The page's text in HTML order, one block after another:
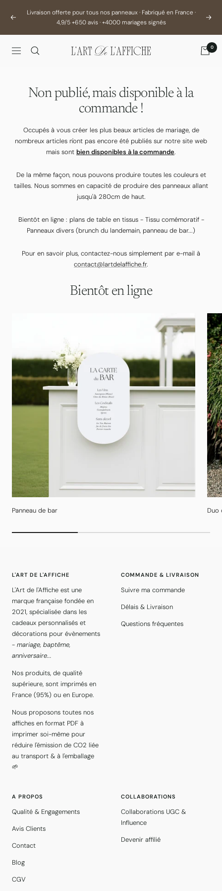
Précédent
Livraison offerte pour tous nos panneaux · Fabriqué en France ·
4,9/5 +650 avis · +4000 mariages signés
Navigation
L'Art
0
Non publié, mais disponible à la
commande !
Occupés à vous créer les plus beaux articles de mariage, de
nombreux articles n'ont pas encore été publiés sur notre site web
mais sont bien disponibles à la commande.
De la même façon, nous pouvons produire toutes les couleurs et
tailles. Nous sommes en capacité de produire des panneaux allant
jusqu'à 280cm de haut.
Bientôt en ligne : plans de table en tissus - Tissu comémoratif -
Panneaux divers (brunch du landemain, panneau de bar...)
Pour en savoir plus, contactez-nous simplement par e-mail à
contact@lartdelaffiche.fr.
Bientôt en ligne
Panneau de bar Duo
L'ART DE L'AFFICHE
L'Art de l'Affiche est une
marque française fondée en
2021, spécialisée dans les
cadeaux personnalisés et
décorations pour évènements
- mariage, baptême,
anniversaire...
Nos produits, de qualité
supérieure, sont imprimés en
France (95%) ou en Europe.
Nous proposons toutes nos
affiches en format PDF à
imprimer soi-même pour
réduire l'émission de CO2 liée
au transport & à l'emballage
🌱
COMMANDE & LIVRAISON
Suivre ma commande
Délais & Livraison
Questions fréquentes
A PROPOS
Qualité & Engagements
Avis Clients
Contact
Blog
CGV
COLLABORATIONS
Collaborations UGC &
Influence
Devenir affilié